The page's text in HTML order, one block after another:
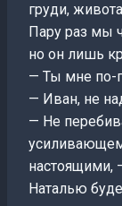
груди,
Пару раз мы
но он лишь
— Ты мне по-
— Иван, не
— Не
настоящими,
Наталью